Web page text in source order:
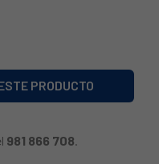
PRODUCTO
981 866 708.